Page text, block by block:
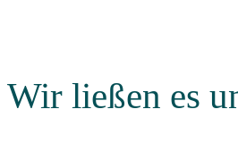
Wir ließen es